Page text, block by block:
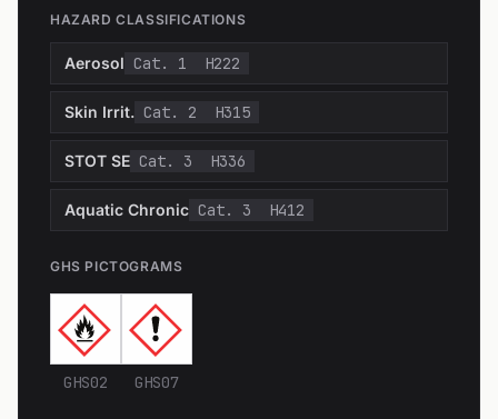
HAZARD CLASSIFICATIONS
Aerosol Cat. 1 H222
Skin Irrit. Cat. 2 H315
STOT SE Cat. 3 H336
Aquatic Chronic Cat. 3 H412
GHS PICTOGRAMS
GHS02 GHS07